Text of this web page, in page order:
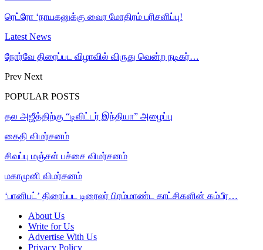
ரெட்ரோ ‘நாயகனுக்கு வைர மோதிரம் பரிசளிப்பு!
Latest News
நோர்வே திரைப்பட விழாவில் விருது வென்ற நடிகர்…
Prev Next
POPULAR POSTS
தல அஜீத்திற்கு “டிவிட்டர் இந்தியா” அழைப்பு
கைதி விமர்சனம்
சிவப்பு மஞ்சள் பச்சை விமர்சனம்
மகாமுனி விமர்சனம்
‘பானிபட்’ திரைப்பட டிரைலர் பிரம்மாண்ட காட்சிகளின் கம்பீர…
About Us
Write for Us
Advertise With Us
Privacy Policy